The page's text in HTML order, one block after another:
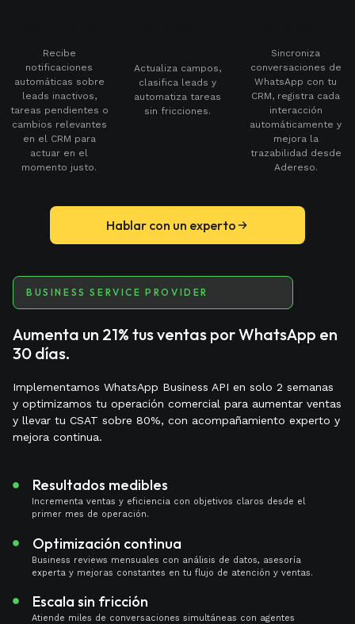
Recibe
notificaciones
automáticas sobre
leads inactivos,
tareas pendientes o
cambios relevantes
en el CRM para
actuar en el
momento justo.
Actualiza campos,
clasifica leads y
automatiza tareas
sin fricciones.
Sincroniza
conversaciones de
WhatsApp con tu
CRM, registra cada
interacción
automáticamente y
mejora la
trazabilidad desde
Adereso.
Hablar con un experto
BUSINESS SERVICE PROVIDER
Aumenta un 21% tus ventas por WhatsApp en
30 días.
Implementamos WhatsApp Business API en solo 2 semanas
y optimizamos tu operación comercial para aumentar ventas
y llevar tu CSAT sobre 80%, con acompañamiento experto y
mejora continua.
Resultados medibles
Incrementa ventas y eficiencia con objetivos claros desde el
primer mes de operación.
Optimización continua
Business reviews mensuales con análisis de datos, asesoría
experta y mejoras constantes en tu flujo de atención y ventas.
Escala sin fricción
Atiende miles de conversaciones simultáneas con agentes